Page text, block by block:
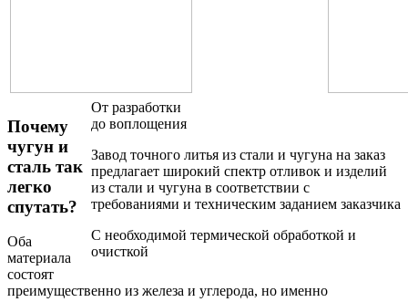
От разработки
до воплощения
Завод точного литья из стали и чугуна на заказ
предлагает широкий спектр отливок и изделий
из стали и чугуна в соответствии с
требованиями и техническим заданием заказчика
С необходимой термической обработкой и
очисткой
Почему
чугун и
сталь так
легко
спутать?
Оба
материала
состоят
преимущественно из железа и углерода, но именно